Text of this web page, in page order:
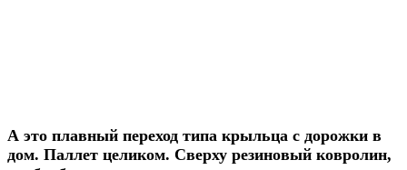
А это плавный переход типа крыльца с дорожки в
дом. Паллет целиком. Сверху резиновый ковролин,